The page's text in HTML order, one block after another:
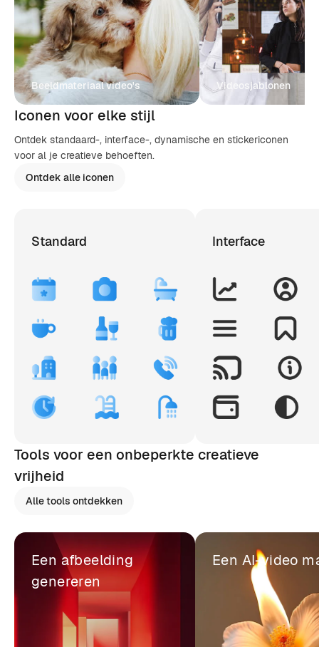
Beeldmateriaal video's Videosjablonen
Iconen voor elke stijl
Ontdek standaard-, interface-, dynamische en stickericonen
voor al je creatieve behoeften.
Ontdek alle iconen
Standard Interface
Tools voor een onbeperkte creatieve
vrijheid
Alle tools ontdekken
Een afbeelding
genereren
Een AI-video